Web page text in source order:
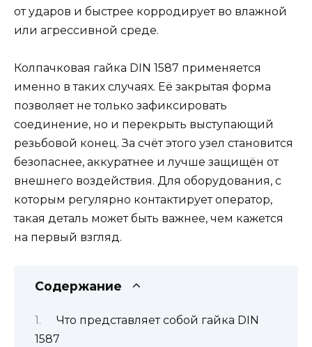
от ударов и быстрее корродирует во влажной
или агрессивной среде.
Колпачковая гайка DIN 1587 применяется
именно в таких случаях. Её закрытая форма
позволяет не только зафиксировать
соединение, но и перекрыть выступающий
резьбовой конец. За счёт этого узел становится
безопаснее, аккуратнее и лучше защищён от
внешнего воздействия. Для оборудования, с
которым регулярно контактирует оператор,
такая деталь может быть важнее, чем кажется
на первый взгляд.
Содержание
Что представляет собой гайка DIN
1587